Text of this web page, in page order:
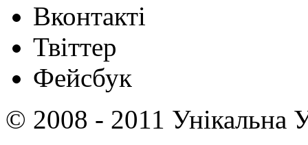
Вконтакті
Твіттер
Фейсбук
© 2008 - 2011 Унікальна